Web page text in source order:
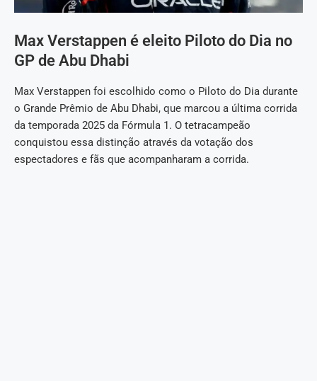
Max Verstappen é eleito Piloto do Dia no
GP de Abu Dhabi
Max Verstappen foi escolhido como o Piloto do Dia durante
o Grande Prêmio de Abu Dhabi, que marcou a última corrida
da temporada 2025 da Fórmula 1. O tetracampeão
conquistou essa distinção através da votação dos
espectadores e fãs que acompanharam a corrida.